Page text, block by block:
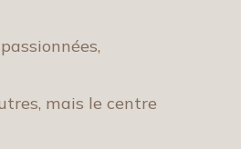
mais le centre